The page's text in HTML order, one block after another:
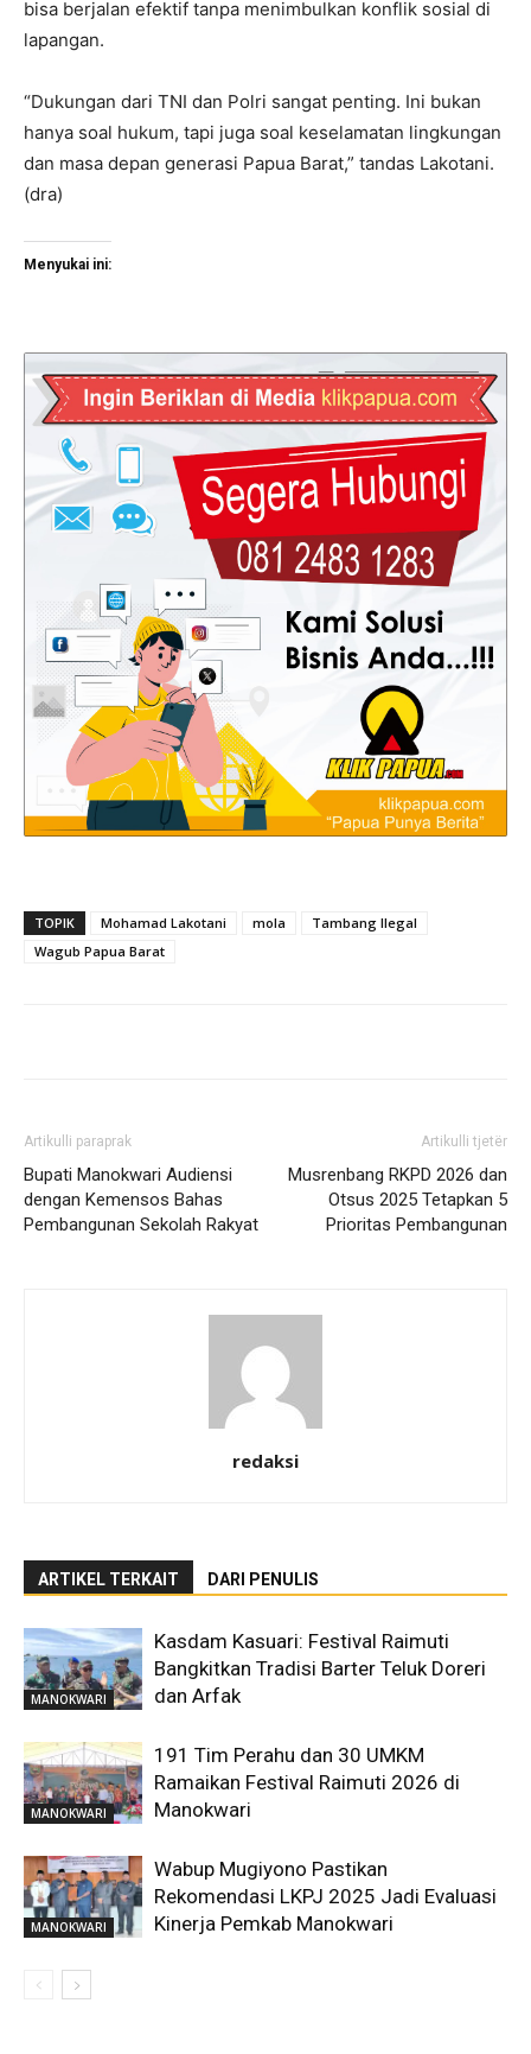
bisa berjalan efektif tanpa menimbulkan konflik sosial di
lapangan.
“Dukungan dari TNI dan Polri sangat penting. Ini bukan
hanya soal hukum, tapi juga soal keselamatan lingkungan
dan masa depan generasi Papua Barat,” tandas Lakotani.
(dra)
Menyukai ini:
TOPIK Mohamad Lakotani mola
Tambang Ilegal
Wagub Papua Barat
Artikulli paraprak
Bupati Manokwari Audiensi
dengan Kemensos Bahas
Pembangunan Sekolah Rakyat
Artikulli tjetër
Musrenbang RKPD 2026 dan
Otsus 2025 Tetapkan 5
Prioritas Pembangunan
redaksi
ARTIKEL TERKAIT DARI PENULIS
MANOKWARI
Kasdam Kasuari: Festival Raimuti
Bangkitkan Tradisi Barter Teluk Doreri
dan Arfak
MANOKWARI
191 Tim Perahu dan 30 UMKM
Ramaikan Festival Raimuti 2026 di
Manokwari
MANOKWARI
Wabup Mugiyono Pastikan
Rekomendasi LKPJ 2025 Jadi Evaluasi
Kinerja Pemkab Manokwari